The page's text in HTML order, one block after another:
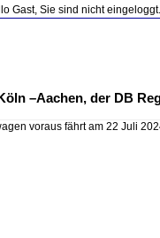
Gast, Sie sind nicht eingeloggt.
–Aachen, der DB
voraus fährt am 22 Juli